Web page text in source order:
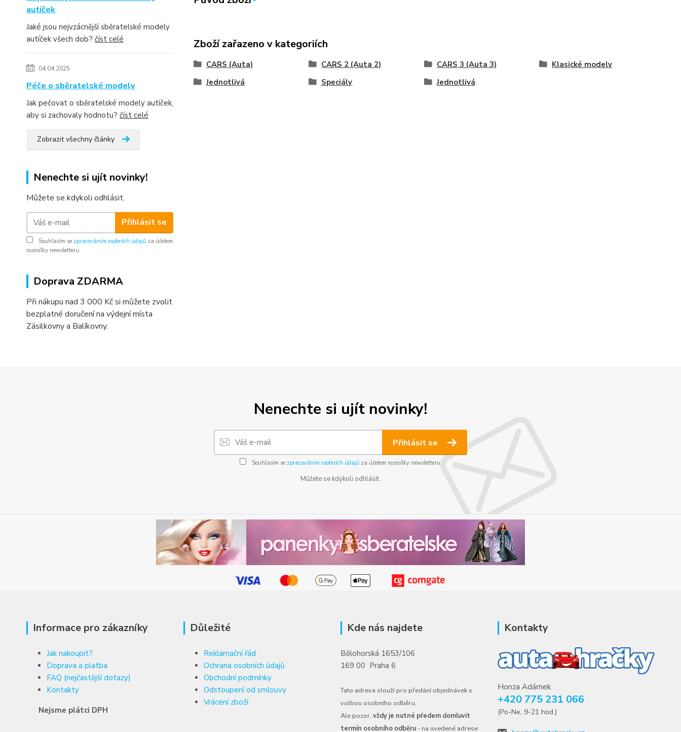
autíček
Jaké jsou nejvzácnější sběratelské modely
autíček všech dob? číst celé
04.04.2025
Péče o sběratelské modely
Jak pečovat o sběratelské modely autíček,
aby si zachovaly hodnotu? číst celé
Zobrazit všechny články
Nenechte si ujít novinky!
Můžete se kdykoli odhlásit.
Přihlásit se
Souhlasím se zpracováním osobních údajů za účelem
rozesílky newsletteru.
Doprava ZDARMA
Při nákupu nad 3 000 Kč si můžete zvolit
bezplatné doručení na výdejní místa
Zásilkovny a Balíkovny.
Zboží zařazeno v kategoriích
CARS (Auta) CARS 2 (Auta 2) CARS 3 (Auta 3)
Klasické modely
Jednotlivá
Speciály Jednotlivá
Nenechte si ujít novinky!
Přihlásit se
Souhlasím se zpracováním osobních údajůza účelem rozesílky newsletteru.
Můžete se kdykoli odhlásit.
Informace pro zákazníky
Jak nakoupit?
Doprava a platba
FAQ (nejčastější dotazy)
Kontakty
Nejsme plátci DPH
Důležité
Reklamační řád
Ochrana osobních údajů
Obchodní podmínky
Odstoupení od smlouvy
Vrácení zboží
Kde nás najdete
Bělohorská 1653/106
169 00 Praha 6
Tato adresa slouží pro předání objednávek s
volbou osobního odběru.
Ale pozor, vždy je nutné předem domluvit
termín osobního odběru - na uvedené adrese
Kontakty
Honza Adámek
+420 775 231 066
(Po-Ne, 9-21 hod.)